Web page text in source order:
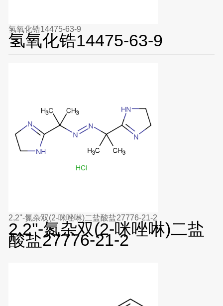
氢氧化锆14475-63-9
氢氧化锆14475-63-9
2,2''-氮杂双(2-咪唑啉)二盐酸盐27776-21-2
2,2''-氮杂双(2-咪唑啉)二盐
酸盐27776-21-2